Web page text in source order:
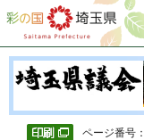
彩の国 埼玉県
ページ番号